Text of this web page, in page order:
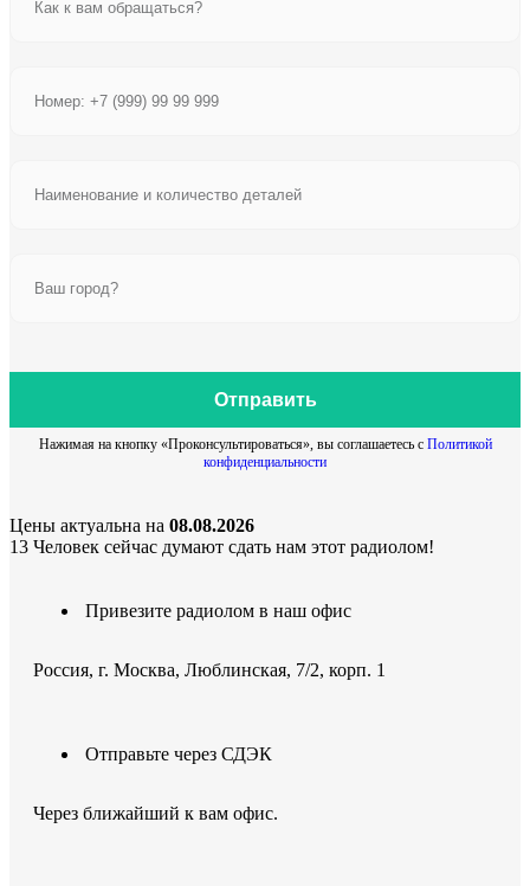
Отправить
Нажимая на кнопку «Проконсультироваться», вы соглашаетесь с Политикой
конфиденциальности
Цены актуальна на 08.08.2026
13 Человек сейчас думают сдать нам этот радиолом!
Привезите радиолом в наш офис
Россия, г. Москва, Люблинская, 7/2, корп. 1
Отправьте через СДЭК
Через ближайший к вам офис.